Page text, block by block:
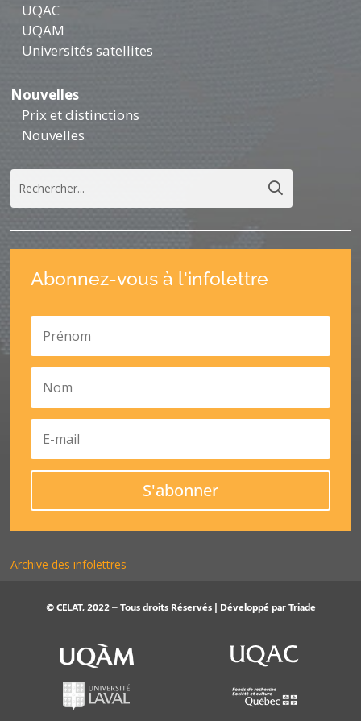
UQAC
UQAM
Universités satellites
Nouvelles
Prix et distinctions
Nouvelles
Abonnez-vous à l'infolettre
S'abonner
Archive des infolettres
© CELAT, 2022 – Tous droits Réservés | Développé parTriade